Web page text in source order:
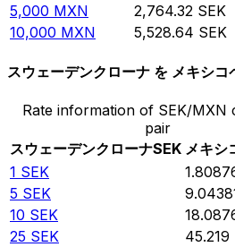
5,000 MXN 2,764.32 SEK
10,000 MXN 5,528.64 SEK
スウェーデンクローナ を メキシコ
Rate information of SEK/MXN
pair
スウェーデンクローナSEK メキシ
1 SEK
5 SEK
10 SEK
25 SEK 45.219